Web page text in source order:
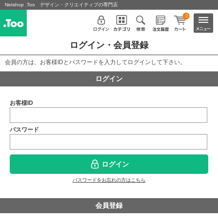
Netshop .Too デザイン・クリエイティブの専門店
0
ログイン・会員登録
会員の方は、お客様IDとパスワードを入力してログインして下さい。
ログイン
お客様ID
パスワード
ログイン
パスワードをお忘れの方はこちら
会員登録